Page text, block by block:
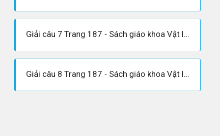
Giải câu 7 Trang 187 - Sách giáo khoa Vật lí 12
Giải câu 8 Trang 187 - Sách giáo khoa Vật lí 12